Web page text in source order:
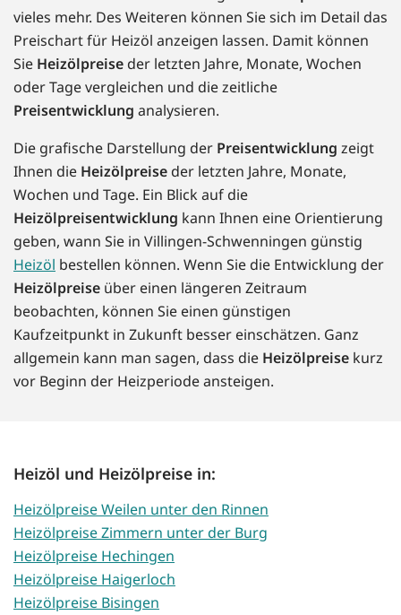
vieles mehr. Des Weiteren können Sie sich im Detail das
Preischart für Heizöl anzeigen lassen. Damit können
Sie Heizölpreise der letzten Jahre, Monate, Wochen
oder Tage vergleichen und die zeitliche
Preisentwicklung analysieren.
Die grafische Darstellung der Preisentwicklung zeigt
Ihnen die Heizölpreise der letzten Jahre, Monate,
Wochen und Tage. Ein Blick auf die
Heizölpreisentwicklung kann Ihnen eine Orientierung
geben, wann Sie in Villingen-Schwenningen günstig
Heizöl bestellen können. Wenn Sie die Entwicklung der
Heizölpreise über einen längeren Zeitraum
beobachten, können Sie einen günstigen
Kaufzeitpunkt in Zukunft besser einschätzen. Ganz
allgemein kann man sagen, dass die Heizölpreise kurz
vor Beginn der Heizperiode ansteigen.
Heizöl und Heizölpreise in:
Heizölpreise Weilen unter den Rinnen
Heizölpreise Zimmern unter der Burg
Heizölpreise Hechingen
Heizölpreise Haigerloch
Heizölpreise Bisingen